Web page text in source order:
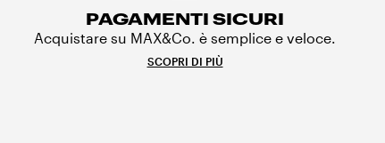
PAGAMENTI SICURI
Acquistare su MAX&Co. è semplice e veloce.
SCOPRI DI PIÙ